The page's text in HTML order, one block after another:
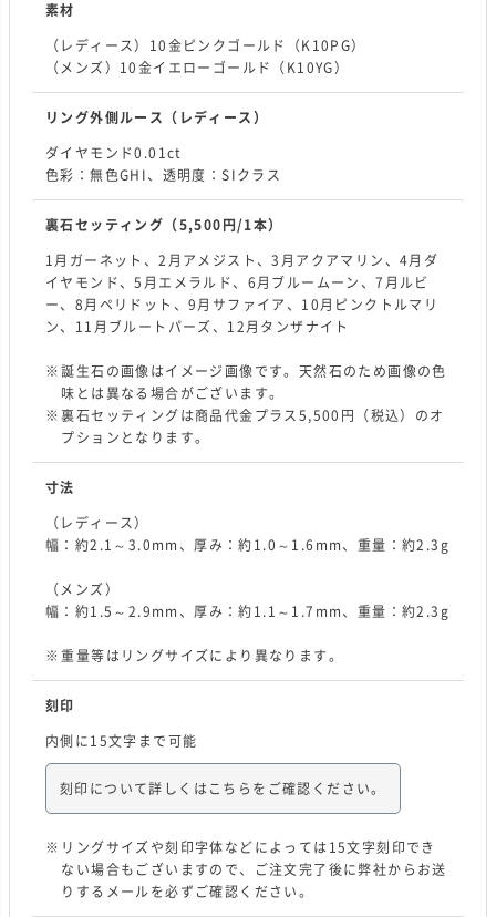
素材
（レディース）10金ピンクゴールド（K10PG）
（メンズ）10金イエローゴールド（K10YG）
リング外側ルース （レディース）
ダイヤモンド0.01ct
色彩：無色GHI、透明度：SIクラス
裏石セッティング （5,500円/1本）
1月ガーネット、2月アメジスト、3月アクアマリン、4月ダ
イヤモンド、5月エメラルド、6月ブルームーン、7月ルビ
ー、8月ペリドット、9月サファイア、10月ピンクトルマリ
ン、11月ブルートパーズ、12月タンザナイト
誕生石の画像はイメージ画像です。天然石のため画像の色
味とは異なる場合がございます。
裏石セッティングは商品代金プラス5,500円（税込）のオ
プションとなります。
寸法
（レディース）
幅：約2.1～3.0mm、厚み：約1.0～1.6mm、重量：約2.3g
（メンズ）
幅：約1.5～2.9mm、厚み：約1.1～1.7mm、重量：約2.3g
重量等はリングサイズにより異なります。
刻印
内側に15文字まで可能
刻印について詳しくはこちらをご確認ください。
リングサイズや刻印字体などによっては15文字刻印でき
ない場合もございますので、ご注文完了後に弊社からお送
りするメールを必ずご確認ください。